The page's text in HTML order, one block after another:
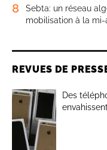
8
Sebta: un réseau
mobilisation à la
REVUES DE
Des